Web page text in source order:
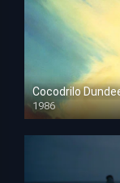
Cocodrilo
1986
HD 1080p